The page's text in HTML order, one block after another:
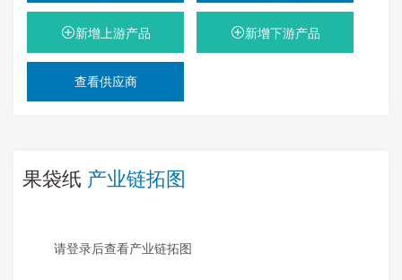
新增上游产品 新增下游产品
查看供应商
果袋纸 产业链拓图
请登录后查看产业链拓图